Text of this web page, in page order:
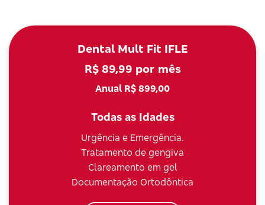
Dental Mult Fit IFLE
R$ 89,99 por mês
Anual R$ 899,00
Todas as Idades
Urgência e Emergência.
Tratamento de gengiva
Clareamento em gel
Documentação Ortodôntica